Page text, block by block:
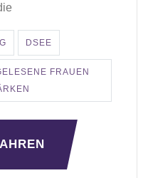
DSEE
FRAUEN